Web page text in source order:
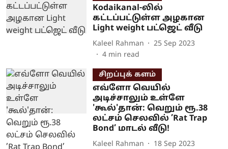
Kodaikanal-லில்
கட்டப்பட்டுள்ள அழகான
Light weight பட்ஜெட் வீடு
Kaleel Rahman
25 Sep 2023
4 min read
சிறப்புக் களம்
எவ்ளோ வெயில்
அடிச்சாலும் உள்ளே
'கூல்'தான்: வெறும் ரூ.38
லட்சம் செலவில் ’Rat Trap
Bond’ மாடல் வீடு!
Kaleel Rahman
18 Sep 2023